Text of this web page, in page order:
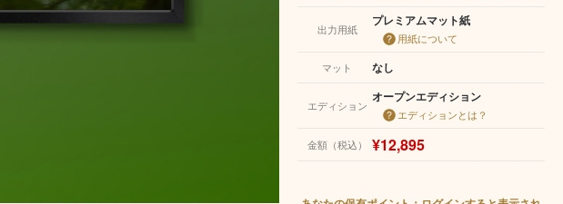
出力用紙
プレミアムマット紙
用紙について
マット
なし
エディション
オープンエディション
エディションとは？
金額（税込） ¥12,895